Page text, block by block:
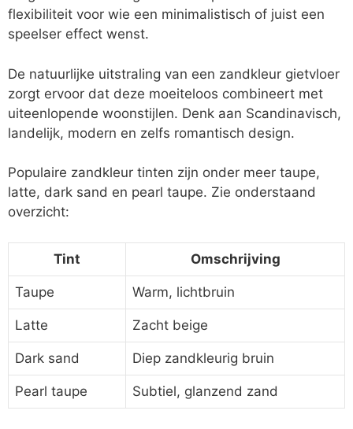
flexibiliteit voor wie een minimalistisch of juist een
speelser effect wenst.
De natuurlijke uitstraling van een zandkleur gietvloer
zorgt ervoor dat deze moeiteloos combineert met
uiteenlopende woonstijlen. Denk aan Scandinavisch,
landelijk, modern en zelfs romantisch design.
Populaire zandkleur tinten zijn onder meer taupe,
latte, dark sand en pearl taupe. Zie onderstaand
overzicht:
Tint Omschrijving
Taupe Warm, lichtbruin
Latte Zacht beige
Dark sand Diep zandkleurig bruin
Pearl taupe Subtiel, glanzend zand